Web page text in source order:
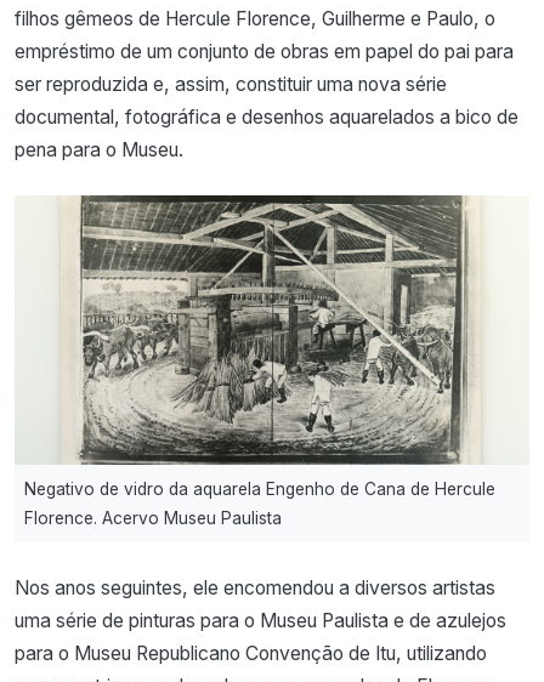
filhos gêmeos de Hercule Florence, Guilherme e Paulo, o
empréstimo de um conjunto de obras em papel do pai para
ser reproduzida e, assim, constituir uma nova série
documental, fotográfica e desenhos aquarelados a bico de
pena para o Museu.
Negativo de vidro da aquarela Engenho de Cana de Hercule
Florence. Acervo Museu Paulista
Nos anos seguintes, ele encomendou a diversos artistas
uma série de pinturas para o Museu Paulista e de azulejos
para o Museu Republicano Convenção de Itu, utilizando